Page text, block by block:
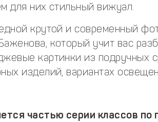
для них стильный вижуал.
крутой и современный
который учит вас
картинки из подручных
изделий, вариантах
частью серии классов